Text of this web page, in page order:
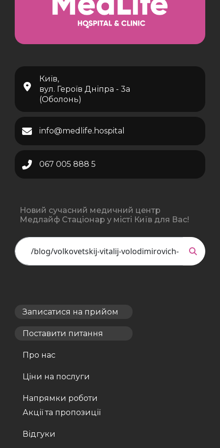
Київ,
вул. Героїв Дніпра - 3а
(Оболонь)
info@medlife.hospital
067 005 888 5
Новий сучасний медичний центр
Медлайф Стаціонар у місті Київ для Вас!
Записатися на прийом
Поставити питання
Про нас
Ціни на послуги
Напрямки роботи
Акції та пропозиції
Відгуки